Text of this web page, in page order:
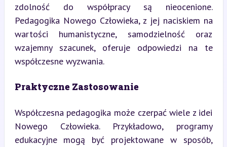
zdolność do współpracy są nieocenione.
Pedagogika Nowego Człowieka, z jej naciskiem na
wartości humanistyczne, samodzielność oraz
wzajemny szacunek, oferuje odpowiedzi na te
współczesne wyzwania.
Praktyczne Zastosowanie
Współczesna pedagogika może czerpać wiele z idei
Nowego Człowieka. Przykładowo, programy
edukacyjne mogą być projektowane w sposób,